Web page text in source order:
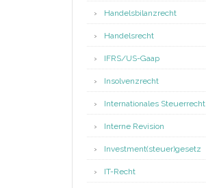
Handelsbilanzrecht
Handelsrecht
IFRS/US-Gaap
Insolvenzrecht
Internationales Steuerrecht
Interne Revision
Investment(steuer)gesetz
IT-Recht